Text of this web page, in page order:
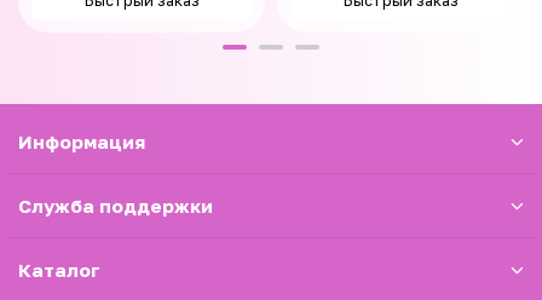
Информация
Служба поддержки
Каталог